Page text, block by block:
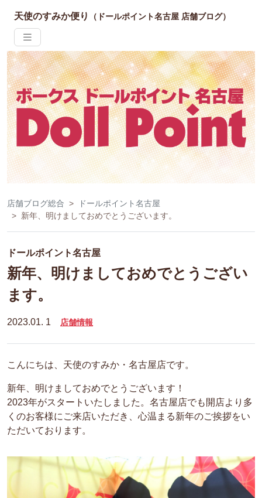
天使のすみか便り （ドールポイント名古屋 店舗ブログ）
店舗ブログ総合
ドールポイント名古屋
新年、明けましておめでとうございます。
ドールポイント名古屋
新年、明けましておめでとうござい
ます。
2023.01. 1 店舗情報
こんにちは、天使のすみか・名古屋店です。
新年、明けましておめでとうございます！
2023年がスタートいたしました。名古屋店でも開店より多
くのお客様にご来店いただき、心温まる新年のご挨拶をい
ただいております。